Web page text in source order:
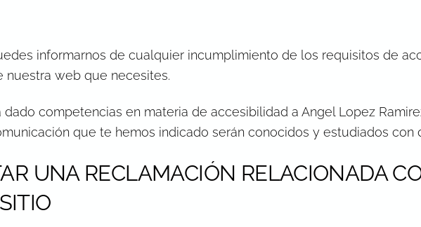
informarnos de cualquier incumplimiento de los requisitos de
nuestra web que necesites.
competencias en materia de accesibilidad a Angel Lopez
que te hemos indicado serán conocidos y estudiados con
UNA RECLAMACIÓN RELACIONADA